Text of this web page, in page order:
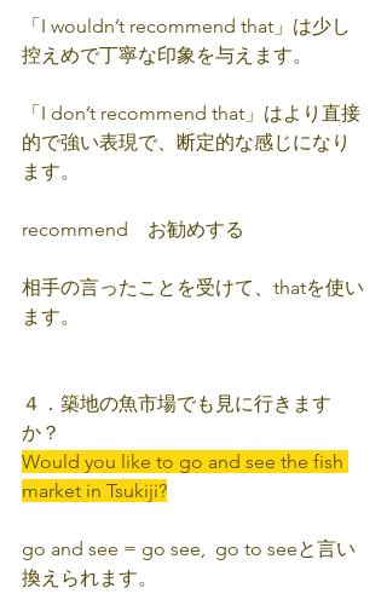
「I wouldn’t recommend that」は少し
控えめで丁寧な印象を与えます。
「I don’t recommend that」はより直接
的で強い表現で、断定的な感じになり
ます。
recommend　お勧めする
相手の言ったことを受けて、thatを使い
ます。
４．築地の魚市場でも見に行きます
か？
Would you like to go and see the fish
market in Tsukiji?
go and see = go see,  go to seeと言い
換えられます。